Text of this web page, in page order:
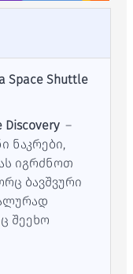
Shuttle
Discovery –
ნაკრები,
იგრძნოთ
ბავშვური
შეეხო